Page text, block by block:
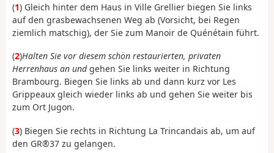
(1) Gleich hinter dem Haus in Ville Grellier biegen Sie links
auf den grasbewachsenen Weg ab (Vorsicht, bei Regen
ziemlich matschig), der Sie zum Manoir de Quénétain führt.
(2)Halten Sie vor diesem schön restaurierten, privaten
Herrenhaus an undgehen Sie links weiter in Richtung
Brambourg. Biegen Sie links ab und dann kurz vor Les
Grippeaux gleich wieder links ab und gehen Sie weiter bis
zum Ort Jugon.
(3) Biegen Sie rechts in Richtung La Trincandais ab, um auf
den GR®37 zu gelangen.